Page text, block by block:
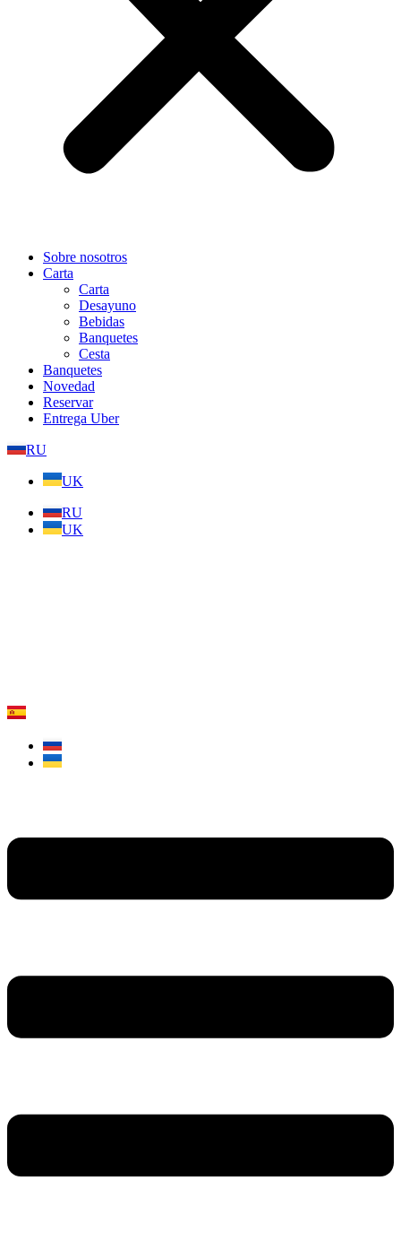
Sobre nosotros
Carta
Carta
Desayuno
Bebidas
Banquetes
Cesta
Banquetes
Novedad
Reservar
Entrega Uber
RU
UK
RU
UK